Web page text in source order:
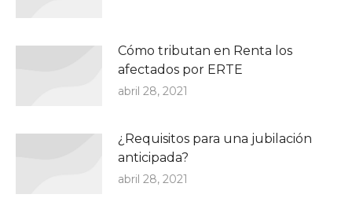
Cómo tributan en Renta los
afectados por ERTE
abril 28, 2021
¿Requisitos para una jubilación
anticipada?
abril 28, 2021